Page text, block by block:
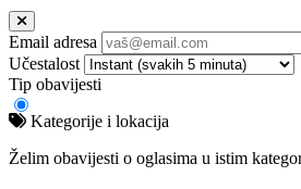
Email adresa
Učestalost
Tip obavijesti
Kategorije i lokacija
Želim obavijesti o oglasima u istim